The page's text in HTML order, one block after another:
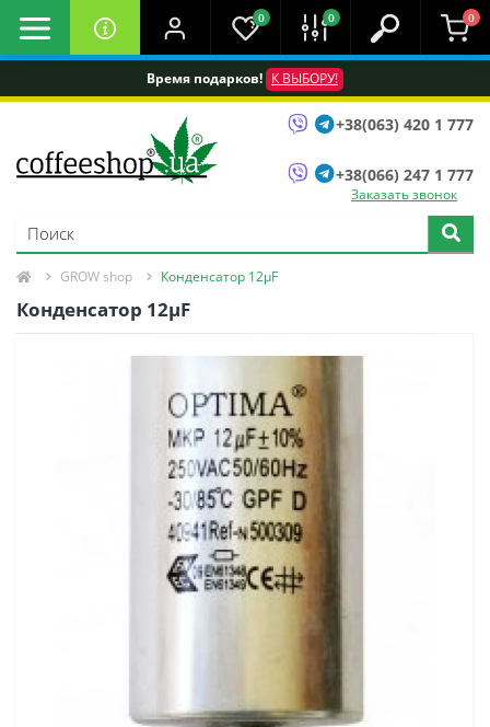
Время подарков! К ВЫБОРУ!
0 0 0
+38(063) 420 1 777
+38(066) 247 1 777
Заказать звонок
GROW shop Конденсатор 12μF
Конденсатор 12μF